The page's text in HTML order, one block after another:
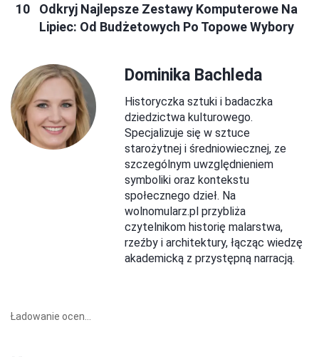
Odkryj Najlepsze Zestawy Komputerowe Na
Lipiec: Od Budżetowych Po Topowe Wybory
Dominika Bachleda
Historyczka sztuki i badaczka
dziedzictwa kulturowego.
Specjalizuje się w sztuce
starożytnej i średniowiecznej, ze
szczególnym uwzględnieniem
symboliki oraz kontekstu
społecznego dzieł. Na
wolnomularz.pl przybliża
czytelnikom historię malarstwa,
rzeźby i architektury, łącząc wiedzę
akademicką z przystępną narracją.
Ładowanie ocen...